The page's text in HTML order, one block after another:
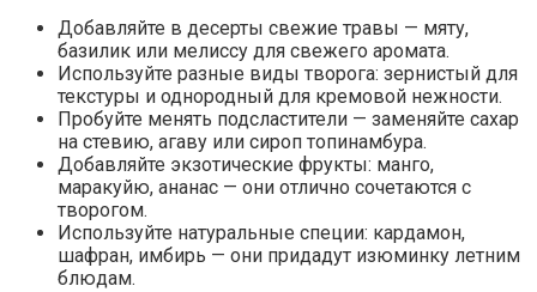
Добавляйте в десерты свежие травы — мяту,
базилик или мелиссу для свежего аромата.
Используйте разные виды творога: зернистый для
текстуры и однородный для кремовой нежности.
Пробуйте менять подсластители — заменяйте сахар
на стевию, агаву или сироп топинамбура.
Добавляйте экзотические фрукты: манго,
маракуйю, ананас — они отлично сочетаются с
творогом.
Используйте натуральные специи: кардамон,
шафран, имбирь — они придадут изюминку летним
блюдам.